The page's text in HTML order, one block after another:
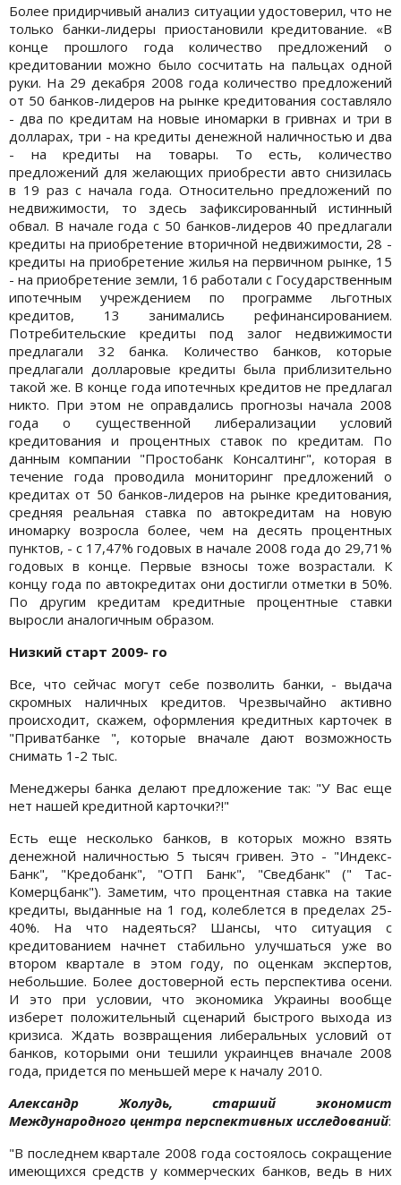
Более придирчивый анализ ситуации удостоверил, что не
только банки-лидеры приостановили кредитование. «В
конце прошлого года количество предложений о
кредитовании можно было сосчитать на пальцах одной
руки. На 29 декабря 2008 года количество предложений
от 50 банков-лидеров на рынке кредитования составляло
- два по кредитам на новые иномарки в гривнах и три в
долларах, три - на кредиты денежной наличностью и два
- на кредиты на товары. То есть, количество
предложений для желающих приобрести авто снизилась
в 19 раз с начала года. Относительно предложений по
недвижимости, то здесь зафиксированный истинный
обвал. В начале года с 50 банков-лидеров 40 предлагали
кредиты на приобретение вторичной недвижимости, 28 -
кредиты на приобретение жилья на первичном рынке, 15
- на приобретение земли, 16 работали с Государственным
ипотечным учреждением по программе льготных
кредитов, 13 занимались рефинансированием.
Потребительские кредиты под залог недвижимости
предлагали 32 банка. Количество банков, которые
предлагали долларовые кредиты была приблизительно
такой же. В конце года ипотечных кредитов не предлагал
никто. При этом не оправдались прогнозы начала 2008
года о существенной либерализации условий
кредитования и процентных ставок по кредитам. По
данным компании "Простобанк Консалтинг", которая в
течение года проводила мониторинг предложений о
кредитах от 50 банков-лидеров на рынке кредитования,
средняя реальная ставка по автокредитам на новую
иномарку возросла более, чем на десять процентных
пунктов, - с 17,47% годовых в начале 2008 года до 29,71%
годовых в конце. Первые взносы тоже возрастали. К
концу года по автокредитах они достигли отметки в 50%.
По другим кредитам кредитные процентные ставки
выросли аналогичным образом.
Низкий старт 2009- го
Все, что сейчас могут себе позволить банки, - выдача
скромных наличных кредитов. Чрезвычайно активно
происходит, скажем, оформления кредитных карточек в
"Приватбанке ", которые вначале дают возможность
снимать 1-2 тыс.
Менеджеры банка делают предложение так: "У Вас еще
нет нашей кредитной карточки?!"
Есть еще несколько банков, в которых можно взять
денежной наличностью 5 тысяч гривен. Это - "Индекс-
Банк", "Кредобанк", "ОТП Банк", "Сведбанк" (" Тас-
Комерцбанк"). Заметим, что процентная ставка на такие
кредиты, выданные на 1 год, колеблется в пределах 25-
40%. На что надеяться? Шансы, что ситуация с
кредитованием начнет стабильно улучшаться уже во
втором квартале в этом году, по оценкам экспертов,
небольшие. Более достоверной есть перспектива осени.
И это при условии, что экономика Украины вообще
изберет положительный сценарий быстрого выхода из
кризиса. Ждать возвращения либеральных условий от
банков, которыми они тешили украинцев вначале 2008
года, придется по меньшей мере к началу 2010.
Александр Жолудь, старший экономист
Международного центра перспективных исследований:
"В последнем квартале 2008 года состоялось сокращение
имеющихся средств у коммерческих банков, ведь в них